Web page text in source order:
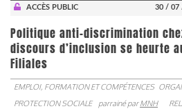
ACCÈS PUBLIC
30 / 07
Politique anti-discrimination
discours d’inclusion se heurte
Filiales
EMPLOI, FORMATION ET COMPÉTENCES
PROTECTION SOCIALE
parrainé parMNH